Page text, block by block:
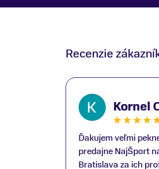
Recenzie
Kornel
Ďakujem veľmi
predajne NajŠport
Bratislava za ich